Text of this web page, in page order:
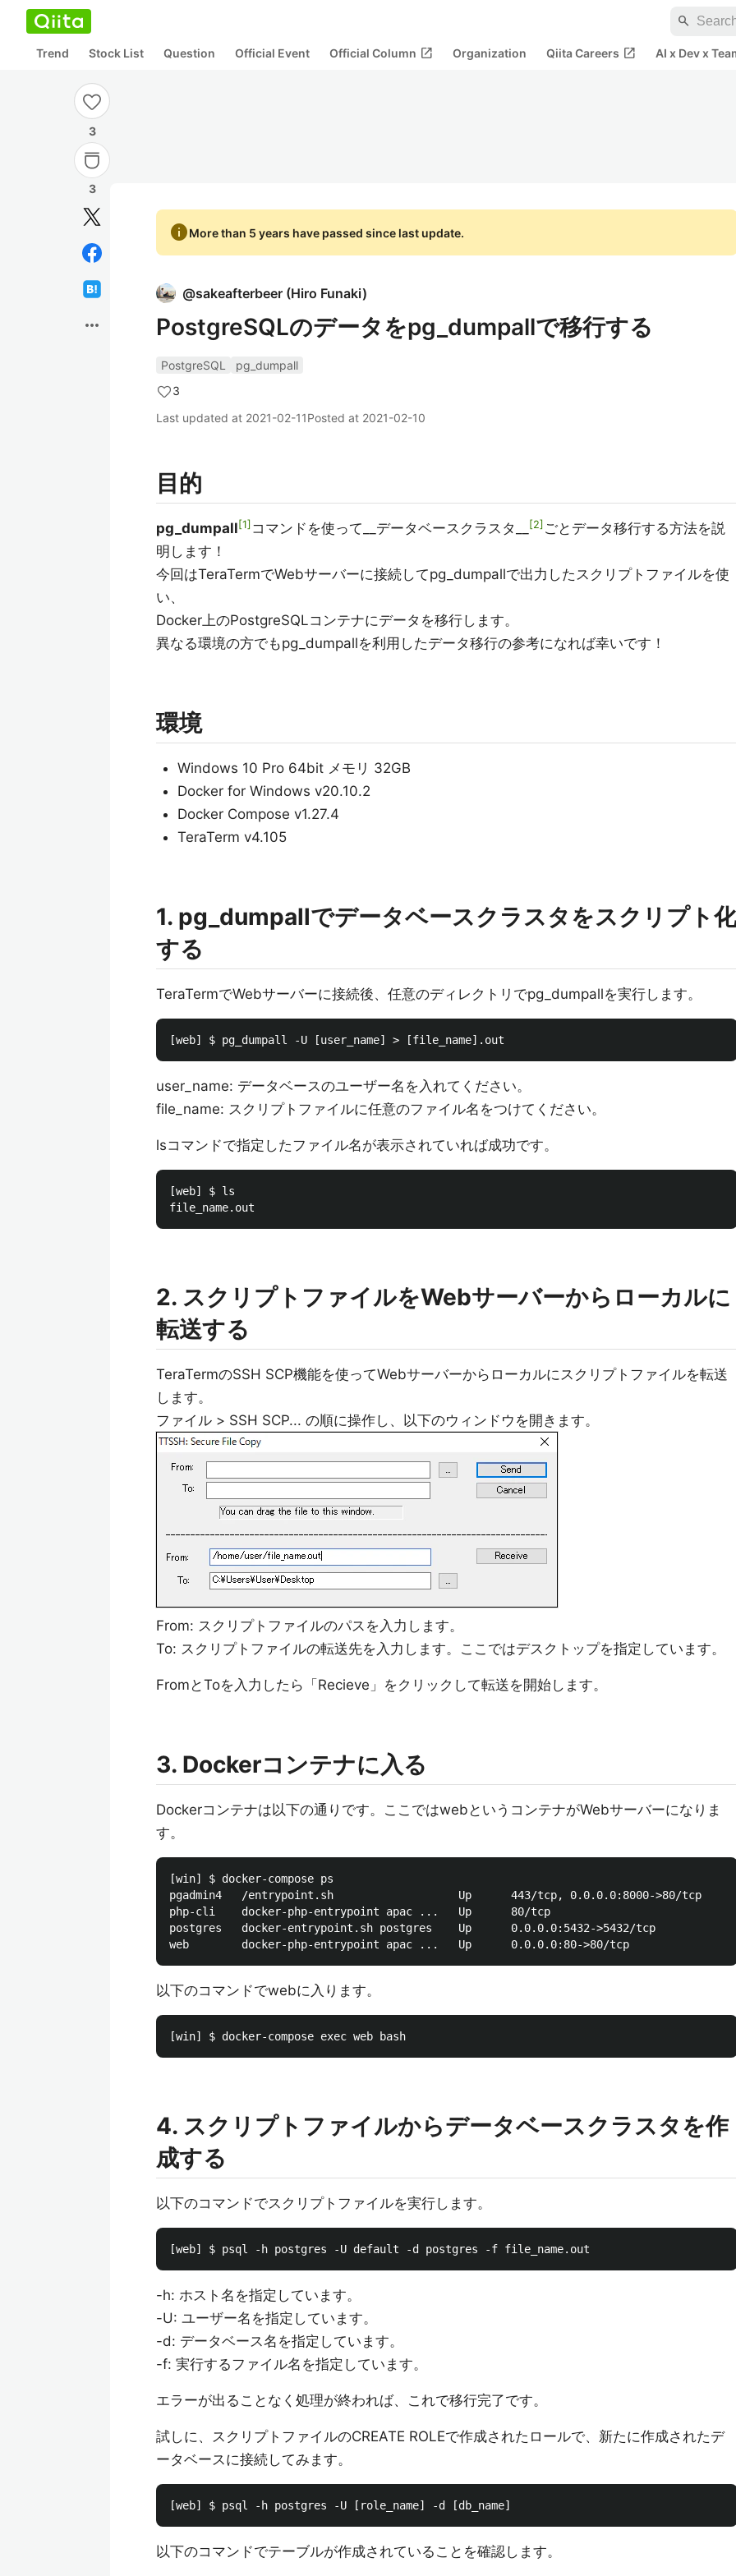
search
Trend Stock List Question Official Event Official Column open_in_new Organization Qiita Careers open_in_new AI x Dev x
3
3
more_horiz
infoMore than 5 years have passed since last update.
@sakeafterbeer (Hiro Funaki)
PostgreSQLのデータをpg_dumpallで移行する
PostgreSQL
pg_dumpall
3
Last updated at 2021-02-11Posted at 2021-02-10
目的
pg_dumpall 1 コマンドを使って__データベースクラスタ__ 2 ごとデータ移行する方法を説
明します！
今回はTeraTermでWebサーバーに接続してpg_dumpallで出力したスクリプトファイルを使
い、
Docker上のPostgreSQLコンテナにデータを移行します。
異なる環境の方でもpg_dumpallを利用したデータ移行の参考になれば幸いです！
環境
Windows 10 Pro 64bit メモリ 32GB
Docker for Windows v20.10.2
Docker Compose v1.27.4
TeraTerm v4.105
1. pg_dumpallでデータベースクラスタをスクリプト化
する
TeraTermでWebサーバーに接続後、任意のディレクトリでpg_dumpallを実行します。
user_name: データベースのユーザー名を入れてください。
file_name: スクリプトファイルに任意のファイル名をつけてください。
lsコマンドで指定したファイル名が表示されていれば成功です。
[web] $ ls
2. スクリプトファイルをWebサーバーからローカルに
転送する
TeraTermのSSH SCP機能を使ってWebサーバーからローカルにスクリプトファイルを転送
します。
ファイル > SSH SCP... の順に操作し、以下のウィンドウを開きます。
From: スクリプトファイルのパスを入力します。
To: スクリプトファイルの転送先を入力します。ここではデスクトップを指定しています。
FromとToを入力したら「Recieve」をクリックして転送を開始します。
3. Dockerコンテナに入る
Dockerコンテナは以下の通りです。ここではwebというコンテナがWebサーバーになりま
す。
[win] $ docker-compose ps
pgadmin4   /entrypoint.sh                   Up      443/tcp, 0.0.0.0:8000->80/tcp
php-cli    docker-php-entrypoint apac ...   Up      80/tcp
postgres   docker-entrypoint.sh postgres    Up      0.0.0.0:5432->5432/tcp
以下のコマンドでwebに入ります。
4. スクリプトファイルからデータベースクラスタを作
成する
以下のコマンドでスクリプトファイルを実行します。
-h: ホスト名を指定しています。
-U: ユーザー名を指定しています。
-d: データベース名を指定しています。
-f: 実行するファイル名を指定しています。
エラーが出ることなく処理が終われば、これで移行完了です。
試しに、スクリプトファイルのCREATE ROLEで作成されたロールで、新たに作成されたデ
ータベースに接続してみます。
以下のコマンドでテーブルが作成されていることを確認します。